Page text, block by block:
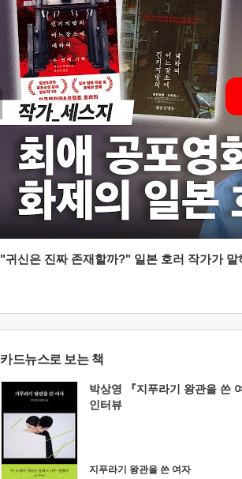
"귀신은 진짜 존재할까?" 일본 호러 작가가
카드뉴스로 보는 책
박상영 『지푸라기 왕관을 쓴
인터뷰
지푸라기 왕관을 쓴 여자